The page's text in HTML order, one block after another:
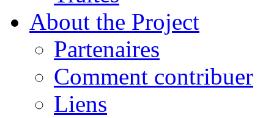
About the Project
Partenaires
Comment contribuer
Liens